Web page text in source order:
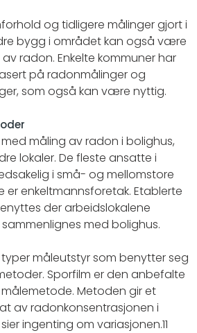
og tidligere målinger gjort i
bygg i området kan også være
radon. Enkelte kommuner har
på radonmålinger og
som også kan være nyttig.
måling av radon i bolighus,
lokaler. De fleste ansatte i
i små- og mellomstore
er enkeltmannsforetak. Etablerte
der arbeidslokalene
med bolighus.
måleutstyr som benytter seg
Sporfilm er den anbefalte
Metoden gir et
av radonkonsentrasjonen i
ingenting om variasjonen.11